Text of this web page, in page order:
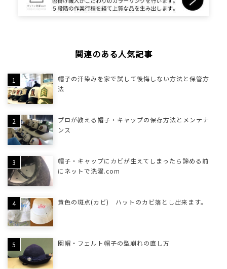
関連のある人気記事
帽子の汗染みを家で試して後悔しない方法と保管方
法
プロが教える帽子・キャップの保存方法とメンテナ
ンス
帽子・キャップにカビが生えてしまったら諦める前
にネットで洗濯.com
黄色の斑点(カビ) ハットのカビ落とし出来ます。
園帽・フェルト帽子の型崩れの直し方